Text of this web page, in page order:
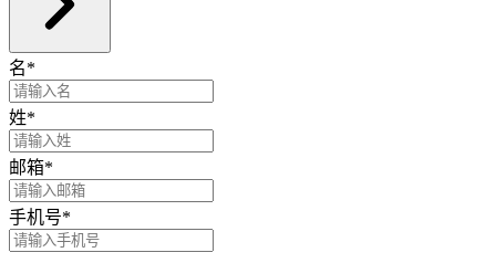
名*
姓*
邮箱*
手机号*